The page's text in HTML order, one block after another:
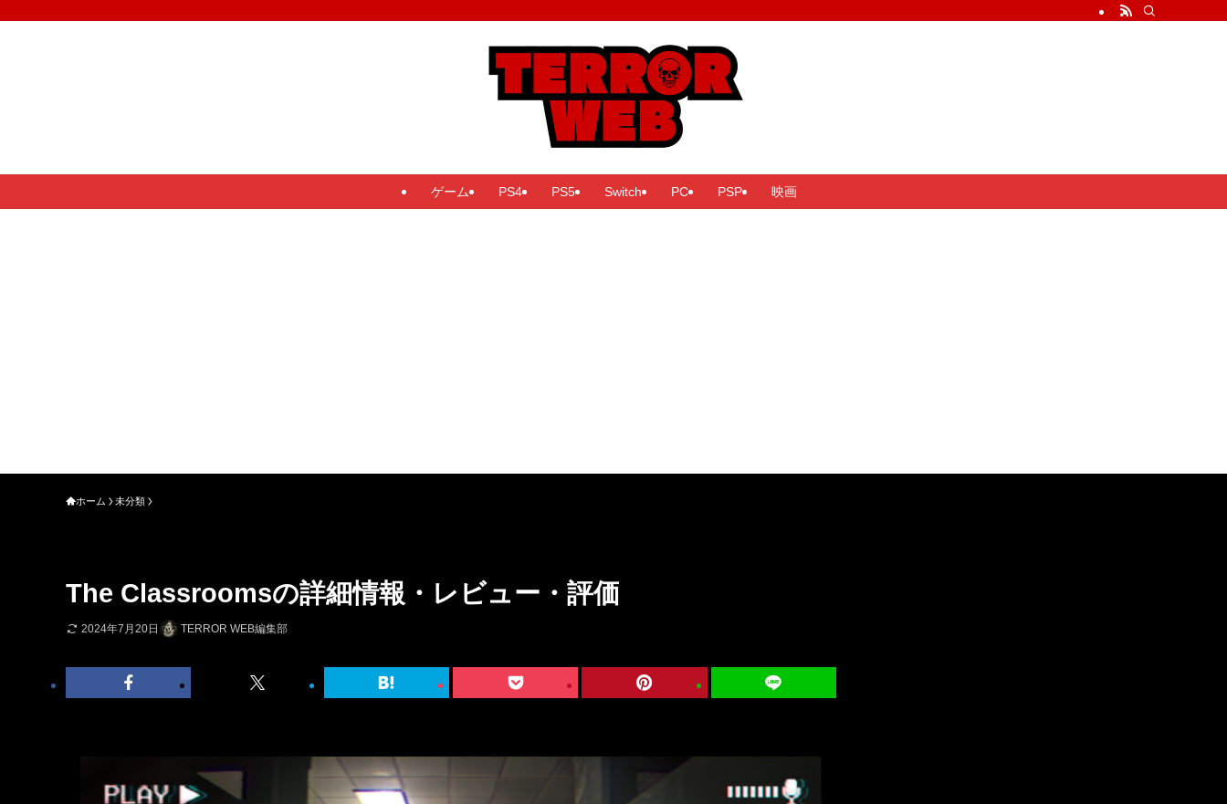
ゲーム PS4 PS5 Switch PC PSP 映画
ホーム 未分類
The Classroomsの詳細情報・レビュー・評価
2024年7月20日 TERROR WEB編集部